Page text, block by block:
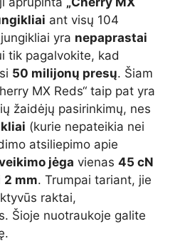
ant visų 104
yra nepaprastai
tik pagalvokite, kad
50 milijonų presų. Šiam
MX Reds“ taip pat yra
žaidėjų pasirinkimų, nes
(kurie nepateikia nei
atsiliepimo apie
jėga vienas 45 cN
2 mm. Trumpai tariant, jie
raktai,
Šioje nuotraukoje galite